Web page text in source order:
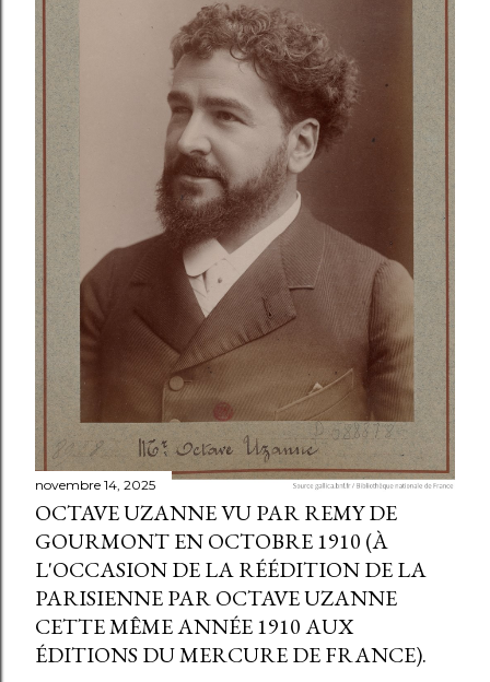
novembre 14, 2025
OCTAVE UZANNE VU PAR REMY DE
GOURMONT EN OCTOBRE 1910 (À
L'OCCASION DE LA RÉÉDITION DE LA
PARISIENNE PAR OCTAVE UZANNE
CETTE MÊME ANNÉE 1910 AUX
ÉDITIONS DU MERCURE DE FRANCE).